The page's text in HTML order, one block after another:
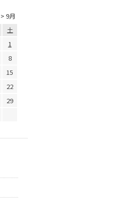
> 9月
土
1
8
15
22
29